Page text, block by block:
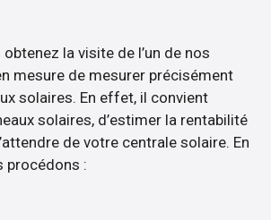
la visite de l’un de nos
mesure de mesurer précisément
solaires. En effet, il convient
solaires, d’estimer la rentabilité
de votre centrale solaire. En
procédons :